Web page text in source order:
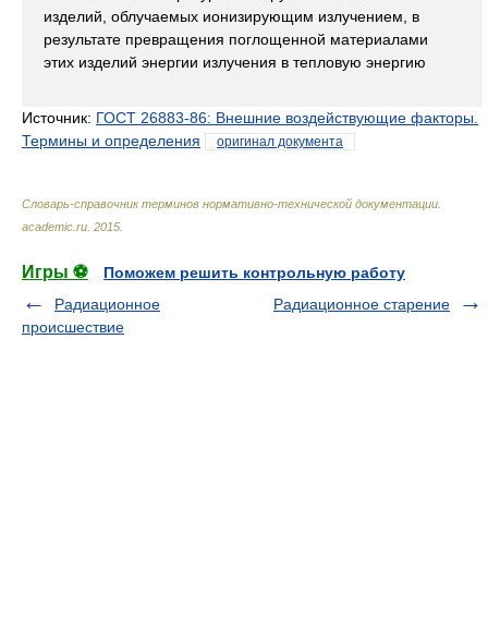
изделий, облучаемых ионизирующим излучением, в
результате превращения поглощенной материалами
этих изделий энергии излучения в тепловую энергию
Источник: ГОСТ 26883-86: Внешние воздействующие факторы.
Термины и определения
оригинал документа
Словарь-справочник терминов нормативно-технической документации
academic.ru 2015
Игры ⚽
Поможем решить контрольную работу
Радиационное
происшествие
Радиационное старение